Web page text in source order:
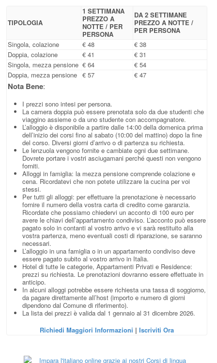
TIPOLOGIA
1 SETTIMANA
PREZZO A
NOTTE / PER
PERSONA
DA 2 SETTIMANE
PREZZO A NOTTE /
PER PERSONA
Nota Bene:
I prezzi sono intesi per persona.
La camera doppia può essere prenotata solo da due studenti che
viaggino assieme o da uno studente con accompagnatore.
L’alloggio è disponibile a partire dalle 14:00 della domenica prima
dell’inizio dei corsi fino al sabato (10:00 del mattino) dopo la fine
del corso. Diversi giorni d’arrivo o di partenza su richiesta.
Le lenzuola vengono fornite e cambiate ogni due settimane.
Dovrete portare i vostri asciugamani perché questi non vengono
forniti.
Alloggi in famiglia: la mezza pensione comprende colazione e
cena. Ricordatevi che non potete utilizzare la cucina per voi
stessi.
Per tutti gli alloggi: per effettuare la prenotazione è necessario
fornire il numero della vostra carta di credito come garanzia.
Ricordate che possiamo chiedervi un acconto di 100 euro per
avere le chiavi dell’appartamento condiviso. L’acconto può essere
pagato solo in contanti al vostro arrivo e vi sarà restituito alla
vostra partenza, meno eventuali costi di riparazione, se saranno
necessari.
L’alloggio in una famiglia o in un appartamento condiviso deve
essere pagato subito al vostro arrivo in Italia.
Hotel di tutte le categorie, Appartamenti Privati e Residence:
prezzi su richiesta. Le prenotazioni dovranno essere effettuate in
anticipo.
In alcuni alloggi potrebbe essere richiesta una tassa di soggiorno,
da pagare direttamente all’host (importo e numero di giorni
dipendono dal Comune di riferimento).
La lista dei prezzi è valida dal 1 gennaio al 31 dicembre 2026.
Richiedi Maggiori Informazioni | Iscriviti Ora
Singola, colazione € 48
€ 38
Doppia, colazione
€ 41
€ 31
Singola, mezza pensione € 64
€ 54
Doppia, mezza pensione € 57 € 47